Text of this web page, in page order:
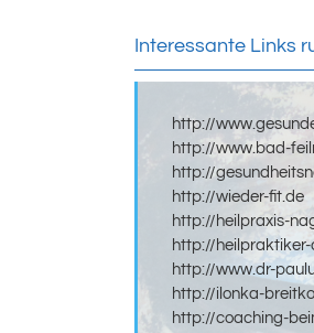
Interessante Links
http://
http://www.bad-
http://
http://wieder-fit.de
http://heilpraxis-
http://
http://www.dr-
http://ilonka-
http://coaching-